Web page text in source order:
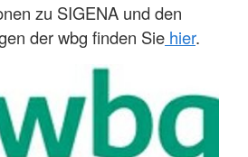
zu SIGENA und den
der wbg finden Sie hier.